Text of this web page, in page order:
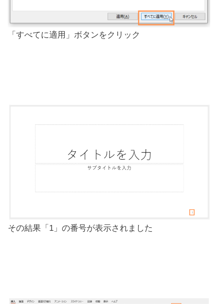
「すべてに適用」ボタンをクリック
その結果「1」の番号が表示されました